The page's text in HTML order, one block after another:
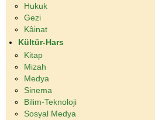
Hukuk
Gezi
Kâinat
Kültür-Hars
Kitap
Mizah
Medya
Sinema
Bilim-Teknoloji
Sosyal Medya